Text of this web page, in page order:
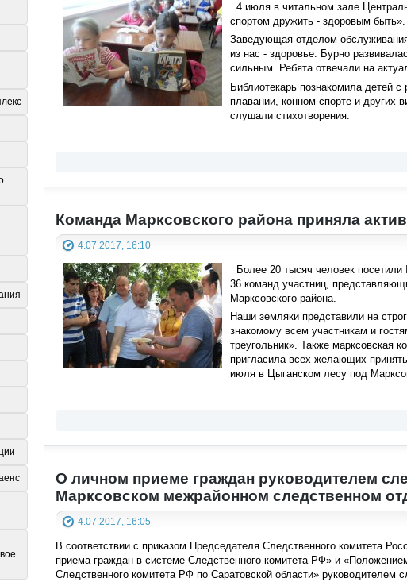
4 июля в читальном зале
спортом дружить - здоровым быть».
Заведующая отделом
из нас - здоровье. Бурно
сильным. Ребята отвечали на
Библиотекарь познакомила детей
плавании, конном спорте и других
слушали стихотворения.
Команда Марксовского района приняла
4.07.2017, 16:10
Более 20 тысяч человек
36 команд участниц,
Марксовского района.
Наши земляки представили на
знакомому всем участникам и
треугольник». Также марксовская
пригласила всех желающих
июля в Цыганском лесу под
О личном приеме граждан руководителем
Марксовском межрайонном следственном
4.07.2017, 16:05
В соответствии с приказом Председателя Следственного комитета
приема граждан в системе Следственного комитета РФ» и
Следственного комитета РФ по Саратовской области» руководителем